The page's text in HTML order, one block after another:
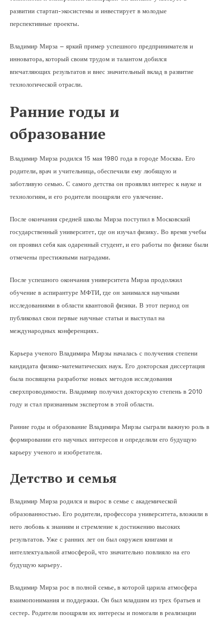
развитии стартап-экосистемы и инвестирует в молодые
перспективные проекты.
Владимир Мирза – яркий пример успешного предпринимателя и
инноватора, который своим трудом и талантом добился
впечатляющих результатов и внес значительный вклад в развитие
технологической отрасли.
Ранние годы и
образование
Владимир Мирза родился 15 мая 1980 года в городе Москва. Его
родители, врач и учительница, обеспечили ему любящую и
заботливую семью. С самого детства он проявлял интерес к науке и
технологиям, и его родители поощряли его увлечение.
После окончания средней школы Мирза поступил в Московский
государственный университет, где он изучал физику. Во время учебы
он проявил себя как одаренный студент, и его работы по физике были
отмечены престижными наградами.
После успешного окончания университета Мирза продолжил
обучение в аспирантуре МФТИ, где он занимался научными
исследованиями в области квантовой физики. В этот период он
публиковал свои первые научные статьи и выступал на
международных конференциях.
Карьера ученого Владимира Мирзы началась с получения степени
кандидата физико-математических наук. Его докторская диссертация
была посвящена разработке новых методов исследования
сверхпроводимости. Владимир получил докторскую степень в 2010
году и стал признанным экспертом в этой области.
Ранние годы и образование Владимира Мирзы сыграли важную роль в
формировании его научных интересов и определили его будущую
карьеру ученого и изобретателя.
Детство и семья
Владимир Мирза родился и вырос в семье с академической
образованностью. Его родители, профессора университета, вложили в
него любовь к знаниям и стремление к достижению высоких
результатов. Уже с ранних лет он был окружен книгами и
интеллектуальной атмосферой, что значительно повлияло на его
будущую карьеру.
Владимир Мирза рос в полной семье, в которой царила атмосфера
взаимопонимания и поддержки. Он был младшим из трех братьев и
сестер. Родители поощряли их интересы и помогали в реализации